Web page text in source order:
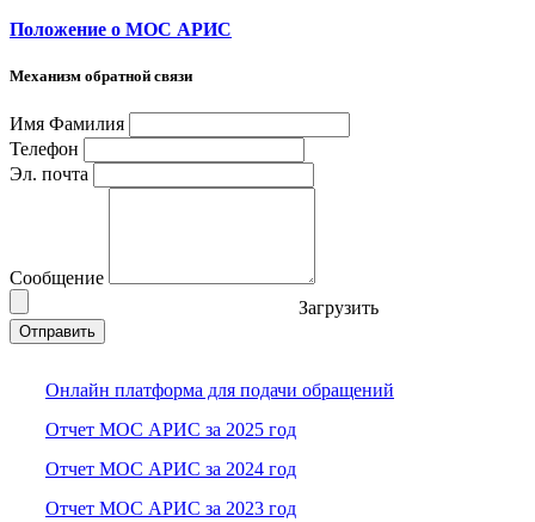
Положение о МОС АРИС
Механизм обратной связи
Имя Фамилия
Телефон
Эл. почта
Сообщение
Загрузить
Отправить
Онлайн платформа для подачи обращений
Отчет МОС АРИС за 2025 год
Отчет МОС АРИС за 2024 год
Отчет МОС АРИС за 2023 год